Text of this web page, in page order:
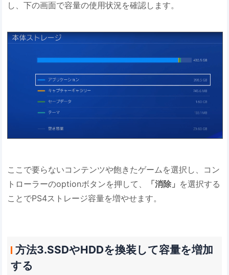
し、下の画面で容量の使用状況を確認します。
ここで要らないコンテンツや飽きたゲームを選択し、コン
トローラーのoptionボタンを押して、
「消除」 を選択する
ことでPS4ストレージ容量を増やせます。
方法3.SSDやHDDを換装して容量を増加
する